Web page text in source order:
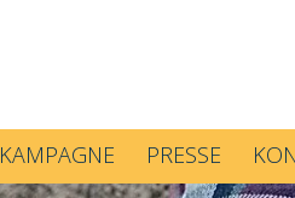
KAMPAGNE PRESSE